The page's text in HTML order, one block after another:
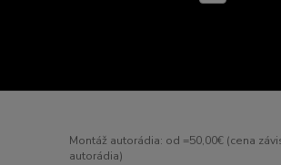
Montáž autorádia: od =50,00€ (cena
autorádia)